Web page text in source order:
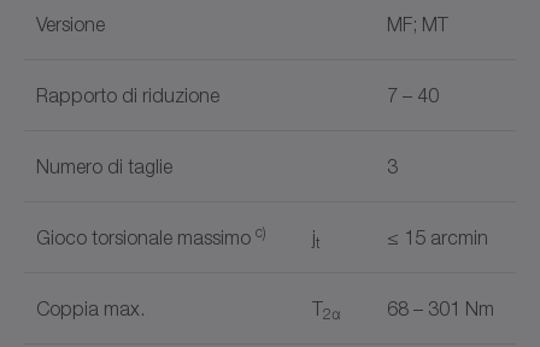
Versione MF; MT
Rapporto di riduzione 7 – 40
Numero di taglie 3
Gioco torsionale massimo c) jt ≤ 15 arcmin
Coppia max. T2α 68 – 301 Nm